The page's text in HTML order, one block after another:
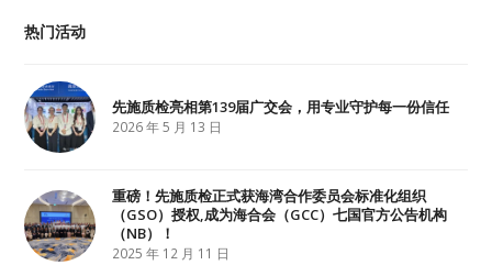
t
t b
热门活动
先施质检亮相第139届广交会，用专业守护每一份信任
2026 年 5 月 13 日
重磅！先施质检正式获海湾合作委员会标准化组织
（GSO）授权,成为海合会（GCC）七国官方公告机构
（NB）！
2025 年 12 月 11 日